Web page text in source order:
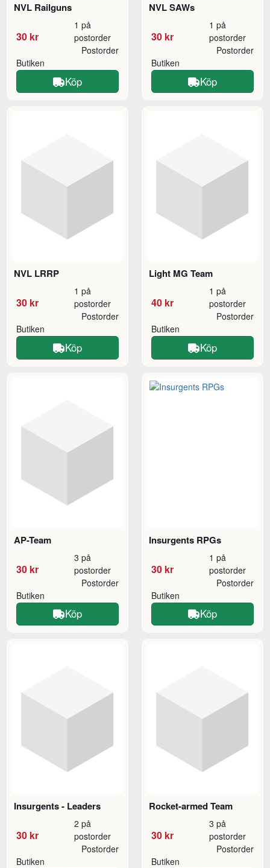
NVL Railguns
30 kr
1 på
postorder
Butiken
Postorder
Köp
NVL SAWs
30 kr
1 på
postorder
Butiken
Postorder
Köp
NVL LRRP
30 kr
1 på
postorder
Butiken
Postorder
Köp
Light MG Team
40 kr
1 på
postorder
Butiken
Postorder
Köp
AP-Team
30 kr
3 på
postorder
Butiken
Postorder
Köp
Insurgents RPGs
30 kr
1 på
postorder
Butiken
Postorder
Köp
Insurgents - Leaders
30 kr
2 på
postorder
Butiken
Postorder
Rocket-armed Team
30 kr
3 på
postorder
Butiken
Postorder